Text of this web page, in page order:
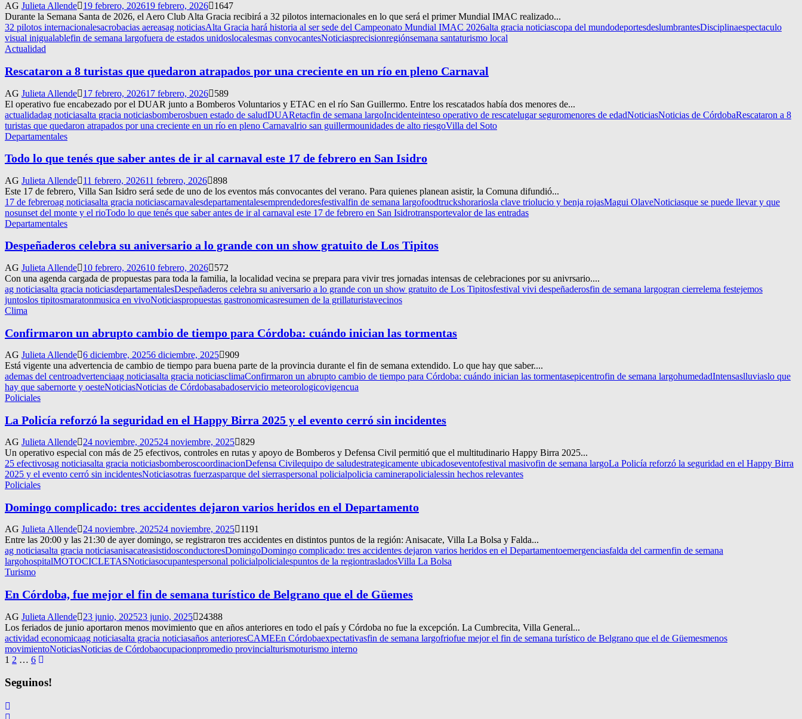
AG Julieta Allende 19 febrero, 202619 febrero, 2026
1647
Durante la Semana Santa de 2026, el Aero Club Alta Gracia recibirá a 32 pilotos internacionales en lo que será el primer Mundial IMAC realizado...
32 pilotos internacionalesacrobacias aereasag noticiasAlta Gracia hará historia al ser sede del Campeonato Mundial IMAC 2026alta gracia noticiascopa del mundodeportesdeslumbrantesDisciplinaespectaculo
visual inigualablefin de semana largofuera de estados unidoslocalesmas convocantesNoticiasprecisionregiónsemana santaturismo local
Actualidad
Rescataron a 8 turistas que quedaron atrapados por una creciente en un río en pleno Carnaval
AG Julieta Allende 17 febrero, 202617 febrero, 2026
589
El operativo fue encabezado por el DUAR junto a Bomberos Voluntarios y ETAC en el río San Guillermo. Entre los rescatados había dos menores de...
actualidadag noticiasalta gracia noticiasbomberosbuen estado de saludDUARetacfin de semana largoIncidenteinteso operativo de rescatelugar seguromenores de edadNoticiasNoticias de CórdobaRescataron a 8
turistas que quedaron atrapados por una creciente en un río en pleno Carnavalrio san guillermounidades de alto riesgoVilla del Soto
Departamentales
Todo lo que tenés que saber antes de ir al carnaval este 17 de febrero en San Isidro
AG Julieta Allende 11 febrero, 202611 febrero, 2026 898
Este 17 de febrero, Villa San Isidro será sede de uno de los eventos más convocantes del verano. Para quienes planean asistir, la Comuna difundió...
17 de febreroag noticiasalta gracia noticiascarnavalesdepartamentalesemprendedoresfestivalfin de semana largofoodtruckshorariosla clave triolucio y benja rojasMagui OlaveNoticiasque se puede llevar y que
nosunset del monte y el rioTodo lo que tenés que saber antes de ir al carnaval este 17 de febrero en San Isidrotransportevalor de las entradas
Departamentales
Despeñaderos celebra su aniversario a lo grande con un show gratuito de Los Tipitos
AG Julieta Allende 10 febrero, 202610 febrero, 2026
572
Con una agenda cargada de propuestas para toda la familia, la localidad vecina se prepara para vivir tres jornadas intensas de celebraciones por su anivrsario....
ag noticiasalta gracia noticiasdepartamentalesDespeñaderos celebra su aniversario a lo grande con un show gratuito de Los Tipitosfestival vivi despeñaderosfin de semana largogran cierrelema festejemos
juntoslos tipitosmaratonmusica en vivoNoticiaspropuestas gastronomicasresumen de la grillaturistavecinos
Clima
Confirmaron un abrupto cambio de tiempo para Córdoba: cuándo inician las tormentas
AG Julieta Allende 6 diciembre, 20256 diciembre, 2025 909
Está vigente una advertencia de cambio de tiempo para buena parte de la provincia durante el fin de semana extendido. Lo que hay que saber....
ademas del centroadvertenciaag noticiasalta gracia noticiasclimaConfirmaron un abrupto cambio de tiempo para Córdoba: cuándo inician las tormentasepicentrofin de semana largohumedadIntensaslluviaslo que
hay que sabernorte y oesteNoticiasNoticias de Córdobasabadoservicio meteorologicovigencua
Policiales
La Policía reforzó la seguridad en el Happy Birra 2025 y el evento cerró sin incidentes
AG Julieta Allende 24 noviembre, 202524 noviembre, 2025 829
Un operativo especial con más de 25 efectivos, controles en rutas y apoyo de Bomberos y Defensa Civil permitió que el multitudinario Happy Birra 2025...
25 efectivosag noticiasalta gracia noticiasbomberoscoordinacionDefensa Civilequipo de saludestrategicamente ubicadoseventofestival masivofin de semana largoLa Policía reforzó la seguridad en el Happy Birra
2025 y el evento cerró sin incidentesNoticiasotras fuerzasparque del sierraspersonal policialpolicia caminerapolicialessin hechos relevantes
Policiales
Domingo complicado: tres accidentes dejaron varios heridos en el Departamento
AG Julieta Allende 24 noviembre, 202524 noviembre, 2025
1191
Entre las 20:00 y las 21:30 de ayer domingo, se registraron tres accidentes en distintos puntos de la región: Anisacate, Villa La Bolsa y Falda...
ag noticiasalta gracia noticiasanisacateasistidosconductoresDomingoDomingo complicado: tres accidentes dejaron varios heridos en el Departamentoemergenciasfalda del carmenfin de semana
largohospitalMOTOCICLETASNoticiasocupantespersonal policialpolicialespuntos de la regiontrasladosVilla La Bolsa
Turismo
En Córdoba, fue mejor el fin de semana turístico de Belgrano que el de Güemes
AG Julieta Allende 23 junio, 202523 junio, 2025
24388
Los feriados de junio aportaron menos movimiento que en años anteriores en todo el país y Córdoba no fue la excepción. La Cumbrecita, Villa General...
actividad economicaag noticiasalta gracia noticiasaños anterioresCAMEEn Córdobaexpectativasfin de semana largofriofue mejor el fin de semana turístico de Belgrano que el de Güemesmenos
movimientoNoticiasNoticias de Córdobaocupacionpromedio provincialturismoturismo interno
Navegación
de
entradas
1 2 … 6
Seguinos!